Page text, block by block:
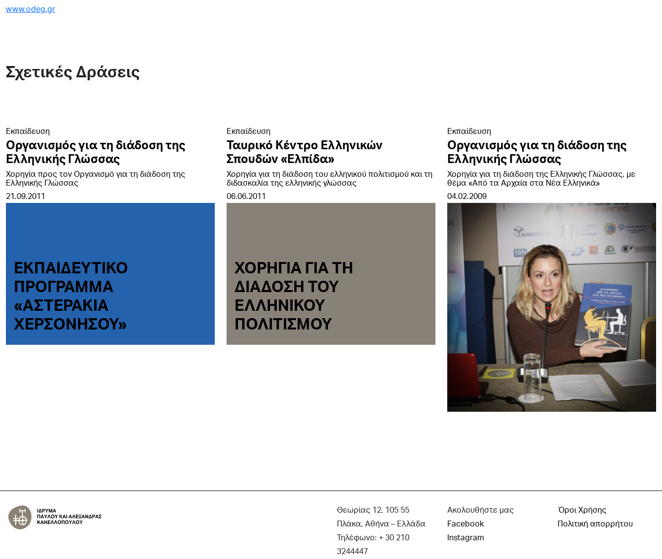
www.odeg.gr
Σχετικές Δράσεις
Εκπαίδευση
Οργανισμός για τη διάδοση της
Ελληνικής Γλώσσας
Χορηγία προς τον Οργανισμό για τη διάδοση της
Ελληνικής Γλώσσας
21.09.2011
ΕΚΠΑΙΔΕΥΤΙΚΟ
ΠΡΟΓΡΑΜΜΑ
«ΑΣΤΕΡΑΚΙΑ
ΧΕΡΣΟΝΗΣΟΥ»
Εκπαίδευση
Ταυρικό Κέντρο Ελληνικών
Σπουδών «Ελπίδα»
Χορηγία για τη διάδοση του ελληνικού πολιτισμού και τη
διδασκαλία της ελληνικής γλώσσας
06.06.2011
ΧΟΡΗΓΙΑ ΓΙΑ ΤΗ
ΔΙΑΔΟΣΗ ΤΟΥ
ΕΛΛΗΝΙΚΟΥ
ΠΟΛΙΤΙΣΜΟΥ
Εκπαίδευση
Οργανισμός για τη διάδοση της
Ελληνικής Γλώσσας
Χορηγία για τη διάδοση της Ελληνικής Γλώσσας, με
θέμα «Από τα Αρχαία στα Νέα Ελληνικά»
04.02.2009
Θεωρίας 12, 105 55
Πλάκα, Αθήνα – Ελλάδα
Τηλέφωνο: + 30 210
3244447
Ακολουθήστε μας
Facebook
Instagram
Όροι Χρήσης
Πολιτική απορρήτου